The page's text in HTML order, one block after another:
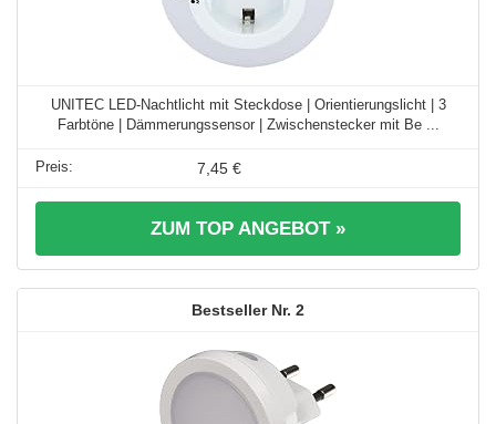
UNITEC LED-Nachtlicht mit Steckdose | Orientierungslicht | 3
Farbtöne | Dämmerungssensor | Zwischenstecker mit Be ...
7,45 €
ZUM TOP ANGEBOT »
2